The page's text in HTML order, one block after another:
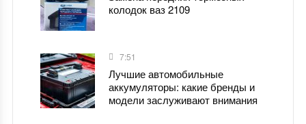
колодок ваз 2109
7:51
Лучшие автомобильные
аккумуляторы: какие бренды и
модели заслуживают внимания